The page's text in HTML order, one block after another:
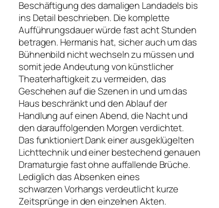
Beschäftigung des damaligen Landadels bis
ins Detail beschrieben. Die komplette
Aufführungsdauer würde fast acht Stunden
betragen. Hermanis hat, sicher auch um das
Bühnenbild nicht wechseln zu müssen und
somit jede Andeutung von künstlicher
Theaterhaftigkeit zu vermeiden, das
Geschehen auf die Szenen in und um das
Haus beschränkt und den Ablauf der
Handlung auf einen Abend, die Nacht und
den darauffolgenden Morgen verdichtet.
Das funktioniert Dank einer ausgeklügelten
Lichttechnik und einer bestechend genauen
Dramaturgie fast ohne auffallende Brüche.
Lediglich das Absenken eines
schwarzen Vorhangs verdeutlicht kurze
Zeitsprünge in den einzelnen Akten.